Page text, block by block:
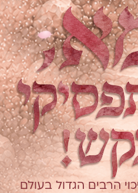
הרבים הגדול בעולם